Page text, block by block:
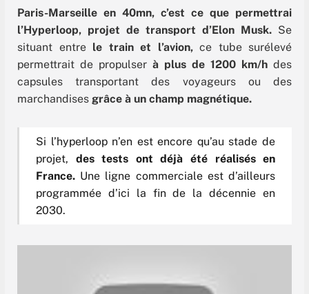
Paris-Marseille en 40mn, c’est ce que permettrai
l’Hyperloop, projet de transport d’Elon Musk. Se
situant entre le train et l’avion,ce tube surélevé
permettrait de propulser à plus de 1200 km/h des
capsules transportant des voyageurs ou des
marchandises grâce à un champ magnétique.
Si l’hyperloop n’en est encore qu’au stade de
projet, des tests ont déjà été réalisés en
France.Une ligne commerciale est d’ailleurs
programmée d’ici la fin de la décennie en
2030.